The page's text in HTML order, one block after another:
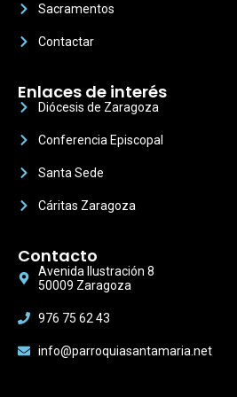
Sacramentos
Contactar
Enlaces de interés
Diócesis de Zaragoza
Conferencia Episcopal
Santa Sede
Cáritas Zaragoza
Contacto
Avenida Ilustración 8
50009 Zaragoza
976 75 62 43
info@parroquiasantamaria.net